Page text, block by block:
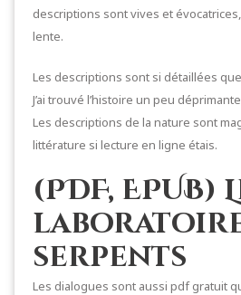
descriptions sont vives et
lente.
Les descriptions sont si détaillées
J’ai trouvé l’histoire un peu
Les descriptions de la nature sont
littérature si lecture en ligne étais.
(PDF, EPUB)
serpents
Les dialogues sont aussi pdf gratuit